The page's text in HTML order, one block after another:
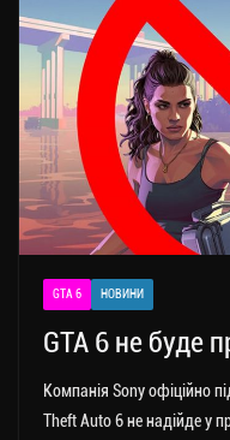
GTA 6 НОВИНИ
GTA 6 не буде
Компанія Sony офіційно
Theft Auto 6 не надійде у